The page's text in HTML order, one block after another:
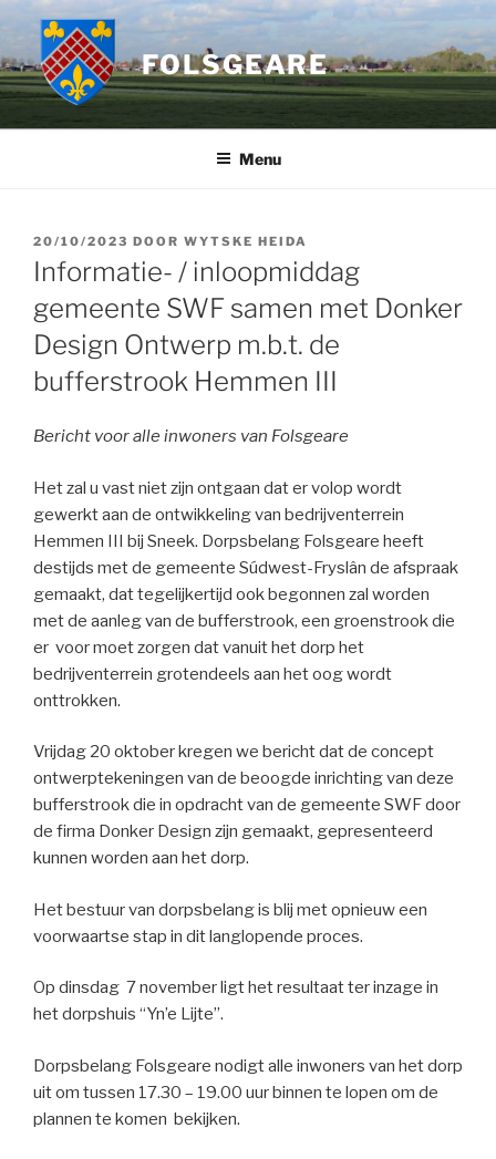
de
inhoud
FOLSGEARE
Menu
GEPLAATST
OP
20/10/2023 DOOR WYTSKE HEIDA
Informatie- / inloopmiddag
gemeente SWF samen met Donker
Design Ontwerp m.b.t. de
bufferstrook Hemmen III
Bericht voor alle inwoners van Folsgeare
Het zal u vast niet zijn ontgaan dat er volop wordt
gewerkt aan de ontwikkeling van bedrijventerrein
Hemmen III bij Sneek. Dorpsbelang Folsgeare heeft
destijds met de gemeente Súdwest-Fryslân de afspraak
gemaakt, dat tegelijkertijd ook begonnen zal worden
met de aanleg van de bufferstrook, een groenstrook die
er voor moet zorgen dat vanuit het dorp het
bedrijventerrein grotendeels aan het oog wordt
onttrokken.
Vrijdag 20 oktober kregen we bericht dat de concept
ontwerptekeningen van de beoogde inrichting van deze
bufferstrook die in opdracht van de gemeente SWF door
de firma Donker Design zijn gemaakt, gepresenteerd
kunnen worden aan het dorp.
Het bestuur van dorpsbelang is blij met opnieuw een
voorwaartse stap in dit langlopende proces.
Op dinsdag 7 november ligt het resultaat ter inzage in
het dorpshuis “Yn’e Lijte”.
Dorpsbelang Folsgeare nodigt alle inwoners van het dorp
uit om tussen 17.30 – 19.00 uur binnen te lopen om de
plannen te komen bekijken.